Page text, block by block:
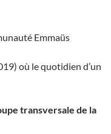
Emmaüs
où le quotidien d’un
transversale de la